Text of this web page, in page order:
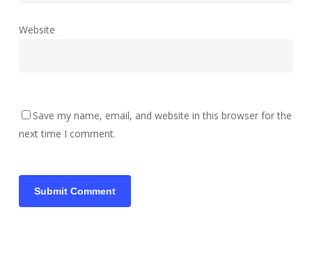
Website
Save my name, email, and website in this browser for the
next time I comment.